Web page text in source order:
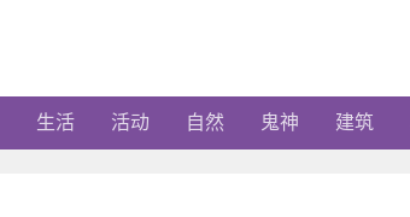
生活 活动 自然 鬼神 建筑